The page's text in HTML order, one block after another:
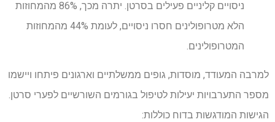
ניסויים קליניים פעילים בסרטן. יתרה מכך, 86% מהמחוזות
הלא מטרופולינים חסרו ניסויים, לעומת 44% מהמחוזות
המטרופולינים.
למרבה המעודד, מוסדות, גופים ממשלתיים וארגונים פיתחו ויישמו
מספר התערבויות יעילות לטיפול בגורמים השורשיים לפערי סרטן.
הגישות המודגשות בדוח כוללות: